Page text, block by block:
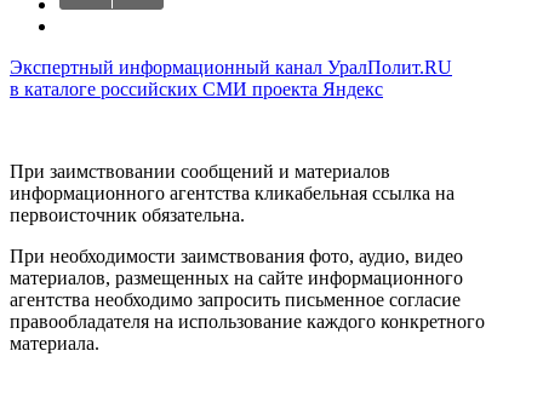
Экспертный информационный канал УралПолит.RU
в каталоге российских СМИ проекта Яндекс
При заимствовании сообщений и материалов
информационного агентства кликабельная ссылка на
первоисточник обязательна.
При необходимости заимствования фото, аудио, видео
материалов, размещенных на сайте информационного
агентства необходимо запросить письменное согласие
правообладателя на использование каждого конкретного
материала.